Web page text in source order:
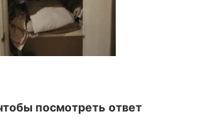
посмотреть ответ